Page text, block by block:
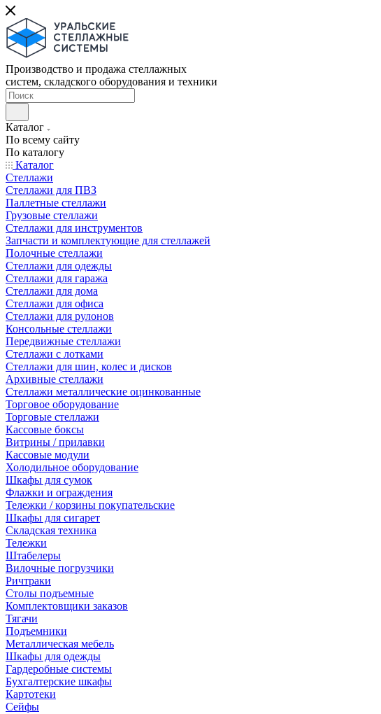
Производство и продажа стеллажных
систем, складского оборудования и техники
Каталог
По всему сайту
По каталогу
Каталог
Стеллажи
Стеллажи для ПВЗ
Паллетные стеллажи
Грузовые стеллажи
Стеллажи для инструментов
Запчасти и комплектующие для стеллажей
Полочные стеллажи
Стеллажи для одежды
Стеллажи для гаража
Стеллажи для дома
Стеллажи для офиса
Стеллажи для рулонов
Консольные стеллажи
Передвижные стеллажи
Стеллажи с лотками
Стеллажи для шин, колес и дисков
Архивные стеллажи
Стеллажи металлические оцинкованные
Торговое оборудование
Торговые стеллажи
Кассовые боксы
Витрины / прилавки
Кассовые модули
Холодильное оборудование
Шкафы для сумок
Флажки и ограждения
Тележки / корзины покупательские
Шкафы для сигарет
Складская техника
Тележки
Штабелеры
Вилочные погрузчики
Ричтраки
Столы подъемные
Комплектовщики заказов
Тягачи
Подъемники
Металлическая мебель
Шкафы для одежды
Гардеробные системы
Бухгалтерские шкафы
Картотеки
Сейфы